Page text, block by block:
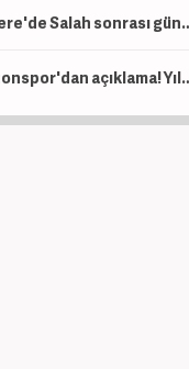
İngiltere'de Salah sonrası
Trabzonspor'dan